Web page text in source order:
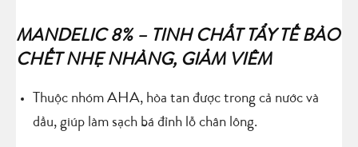
MANDELIC 8% – TINH CHẤT TẨY TẾ BÀO
CHẾT NHẸ NHÀNG, GIẢM VIÊM
Thuộc nhóm AHA, hòa tan được trong cả nước và
dầu, giúp làm sạch bá đỉnh lỗ chân lông.